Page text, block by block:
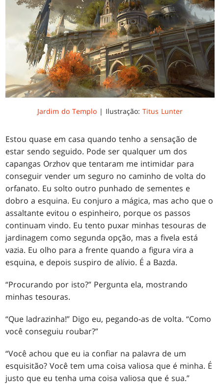
Jardim do Templo | Ilustração: Titus Lunter
Estou quase em casa quando tenho a sensação de
estar sendo seguido. Pode ser qualquer um dos
capangas Orzhov que tentaram me intimidar para
conseguir vender um seguro no caminho de volta do
orfanato. Eu solto outro punhado de sementes e
dobro a esquina. Eu conjuro a mágica, mas acho que o
assaltante evitou o espinheiro, porque os passos
continuam vindo. Eu tento puxar minhas tesouras de
jardinagem como segunda opção, mas a fivela está
vazia. Eu olho para a frente quando a figura vira a
esquina, e depois suspiro de alívio. É a Bazda.
“Procurando por isto?” Pergunta ela, mostrando
minhas tesouras.
“Que ladrazinha!” Digo eu, pegando-as de volta. “Como
você conseguiu roubar?”
“Você achou que eu ia confiar na palavra de um
esquisitão? Você tem uma coisa valiosa que é minha. É
justo que eu tenha uma coisa valiosa que é sua.”